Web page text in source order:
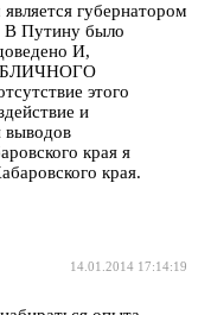
губернатором
В Путину было
И,
этого
и
выводов
края я
края.
14.01.2014 17:14:19